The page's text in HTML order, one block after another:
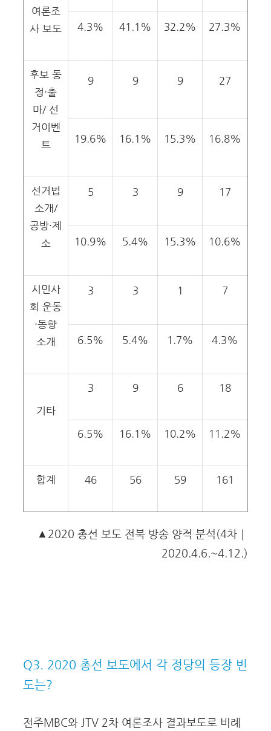
여론조
사 보도
4.3% 41.1% 32.2% 27.3%
후보 동
정·출
마/ 선
거이벤
트
9 9 9 27
19.6% 16.1% 15.3% 16.8%
선거법
소개/
공방·제
소
5 3 9 17
10.9% 5.4% 15.3% 10.6%
시민사
회 운동
·동향
소개
3 3 1 7
6.5% 5.4% 1.7% 4.3%
기타
3 9 6 18
6.5% 16.1% 10.2% 11.2%
합계 46 56 59 161
▲2020 총선 보도 전북 방송 양적 분석(4차｜
2020.4.6.~4.12.)
Q3. 2020 총선 보도에서 각 정당의 등장 빈
도는?
전주MBC와 JTV 2차 여론조사 결과보도로 비례